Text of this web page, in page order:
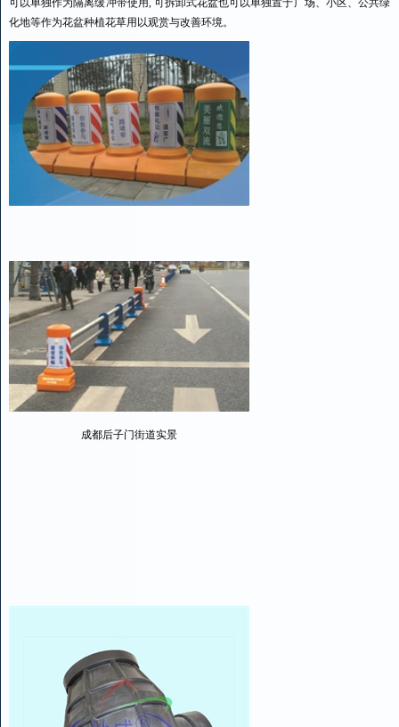
可以单独作为隔离缓冲带使用, 可拆卸式花盆也可以单独置于广场、小区、公共绿
化地等作为花盆种植花草用以观赏与改善环境。
成都后子门街道实景